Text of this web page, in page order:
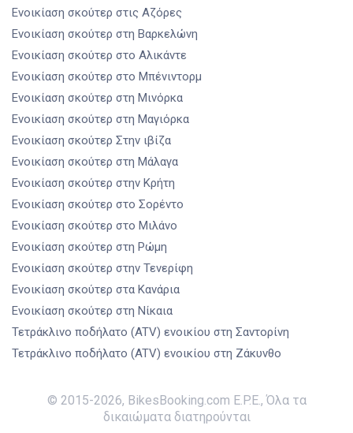
Ενοικίαση σκούτερ στις Αζόρες
Ενοικίαση σκούτερ στη Βαρκελώνη
Ενοικίαση σκούτερ στο Αλικάντε
Ενοικίαση σκούτερ στο Μπένιντορμ
Ενοικίαση σκούτερ στη Μινόρκα
Ενοικίαση σκούτερ στη Μαγιόρκα
Ενοικίαση σκούτερ Στην ιβίζα
Ενοικίαση σκούτερ στη Μάλαγα
Ενοικίαση σκούτερ στην Κρήτη
Ενοικίαση σκούτερ στο Σορέντο
Ενοικίαση σκούτερ στο Μιλάνο
Ενοικίαση σκούτερ στη Ρώμη
Ενοικίαση σκούτερ στην Τενερίφη
Ενοικίαση σκούτερ στα Κανάρια
Ενοικίαση σκούτερ στη Νίκαια
Τετράκλινο ποδήλατο (ATV) ενοικίου στη Σαντορίνη
Τετράκλινο ποδήλατο (ATV) ενοικίου στη Ζάκυνθο
© 2015-2026, BikesBooking.com E.P.E.,Όλα τα
δικαιώματα διατηρούνται